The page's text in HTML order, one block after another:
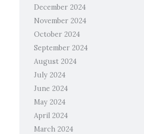
December 2024
November 2024
October 2024
September 2024
August 2024
July 2024
June 2024
May 2024
April 2024
March 2024